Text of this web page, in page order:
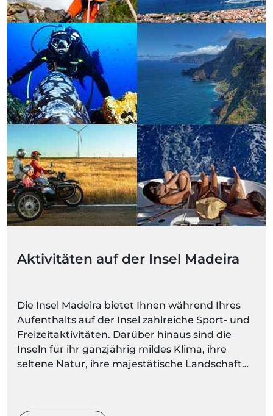
Aktivitäten auf der Insel Madeira
Die Insel Madeira bietet Ihnen während Ihres
Aufenthalts auf der Insel zahlreiche Sport- und
Freizeitaktivitäten. Darüber hinaus sind die
Inseln für ihr ganzjährig mildes Klima, ihre
seltene Natur, ihre majestätische Landschaft
können Sie eine ruhigere Aktivität wählen oder